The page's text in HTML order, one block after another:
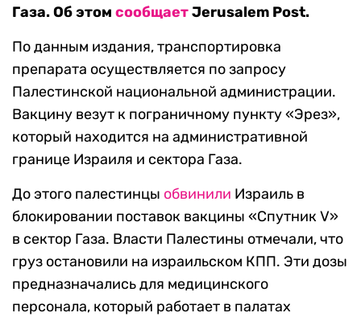
Газа. Об этом сообщаетJerusalem Post.
По данным издания, транспортировка
препарата осуществляется по запросу
Палестинской национальной администрации.
Вакцину везут к пограничному пункту «Эрез»,
который находится на административной
границе Израиля и сектора Газа.
До этого палестинцы обвинили Израиль в
блокировании поставок вакцины «Спутник V»
в сектор Газа. Власти Палестины отмечали, что
груз остановили на израильском КПП. Эти дозы
предназначались для медицинского
персонала, который работает в палатах